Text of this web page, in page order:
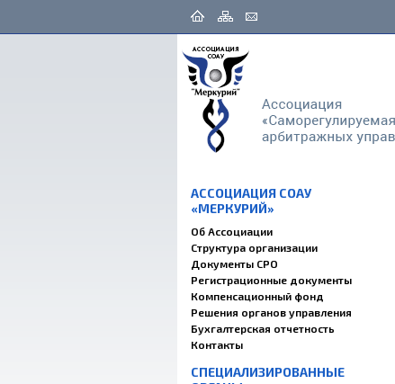
АССОЦИАЦИЯ СОАУ
«МЕРКУРИЙ»
Об Ассоциации
Структура организации
Документы СРО
Регистрационные документы
Компенсационный фонд
Решения органов управления
Бухгалтерская отчетность
Контакты
СПЕЦИАЛИЗИРОВАННЫЕ